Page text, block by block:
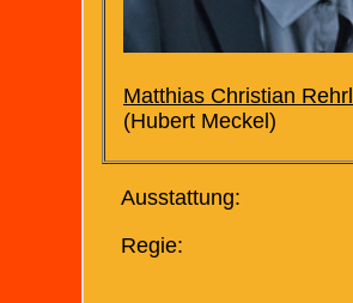
Matthias Christian Rehrl
(Hubert Meckel)
Ausstattung:
Regie: